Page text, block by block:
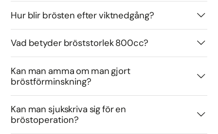
Hur blir brösten efter viktnedgång?
Vad betyder bröststorlek 800cc?
Kan man amma om man gjort
bröstförminskning?
Kan man sjukskriva sig för en
bröstoperation?